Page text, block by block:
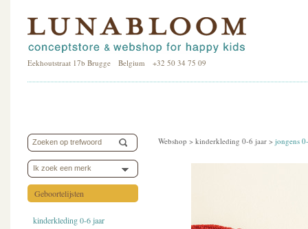
Eekhoutstraat 17b Brugge Belgium +32 50 34 75 09
Ik zoek een merk
Geboortelijsten
kinderkleding 0-6 jaar
Webshop > kinderkleding 0-6 jaar > jongens